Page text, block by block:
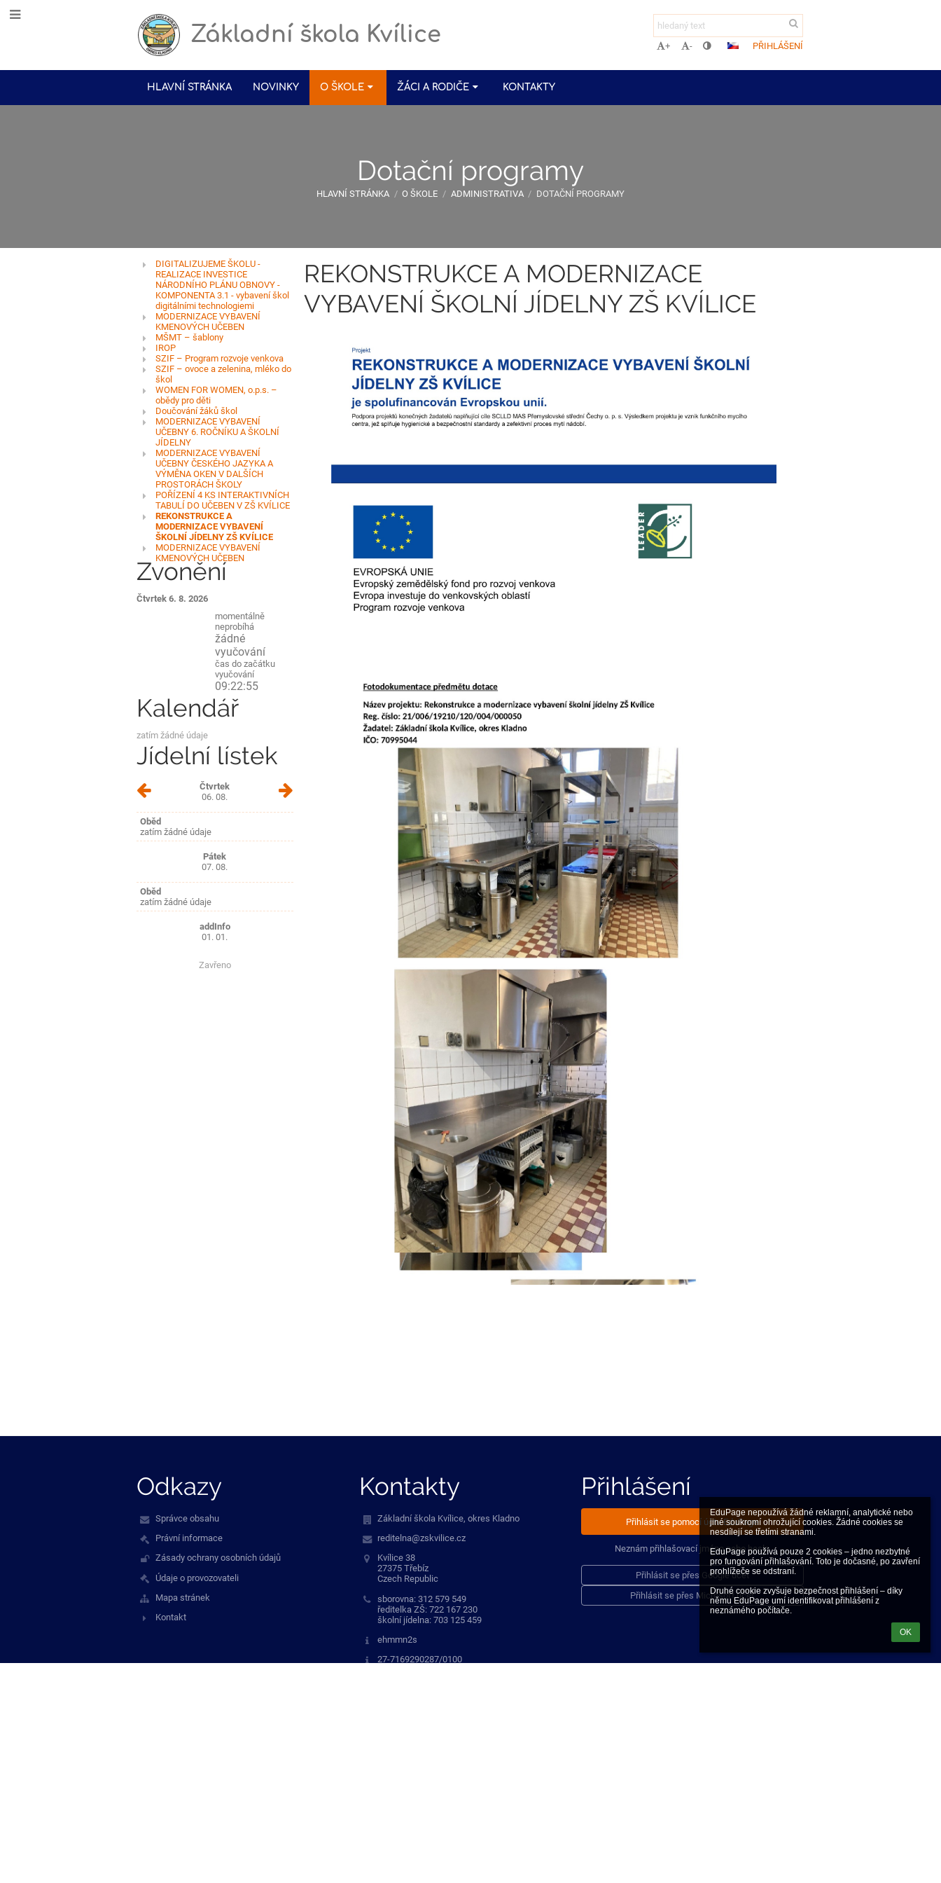
EduPage nepoužívá žádné reklamní, analytické nebo
jiné soukromí ohrožující cookies. Žádné cookies se
nesdílejí se třetími stranami.
EduPage používá pouze 2 cookies – jedno nezbytné
pro fungování přihlašování. Toto je dočasné, po zavření
prohlížeče se odstraní.
Druhé cookie zvyšuje bezpečnost přihlášení – díky
němu EduPage umí identifikovat přihlášení z
neznámého počítače.
OK
Základní škola Kvílice + - PŘIHLÁŠENÍ
HLAVNÍ STRÁNKA NOVINKY O ŠKOLE ŽÁCI A RODIČE KONTAKTY
Dotační programy
HLAVNÍ STRÁNKA / O ŠKOLE / ADMINISTRATIVA / DOTAČNÍ PROGRAMY
Dotační
programy
DIGITALIZUJEME ŠKOLU -
REALIZACE INVESTICE
NÁRODNÍHO PLÁNU OBNOVY -
KOMPONENTA 3.1 - vybavení škol
digitálními technologiemi
MODERNIZACE VYBAVENÍ
KMENOVÝCH UČEBEN
MŠMT – šablony
IROP
SZIF – Program rozvoje venkova
SZIF – ovoce a zelenina, mléko do
škol
WOMEN FOR WOMEN, o.p.s. –
obědy pro děti
Doučování žáků škol
MODERNIZACE VYBAVENÍ
UČEBNY 6. ROČNÍKU A ŠKOLNÍ
JÍDELNY
MODERNIZACE VYBAVENÍ
UČEBNY ČESKÉHO JAZYKA A
VÝMĚNA OKEN V DALŠÍCH
PROSTORÁCH ŠKOLY
POŘÍZENÍ 4 KS INTERAKTIVNÍCH
TABULÍ DO UČEBEN V ZŠ KVÍLICE
REKONSTRUKCE A
MODERNIZACE VYBAVENÍ
ŠKOLNÍ JÍDELNY ZŠ KVÍLICE
MODERNIZACE VYBAVENÍ
KMENOVÝCH UČEBEN
Zvonění
Čtvrtek 6. 8. 2026
momentálně
neprobíhá
žádné
vyučování
čas do začátku
vyučování
09:22:55
Kalendář
zatím žádné údaje
Jídelní lístek
Čtvrtek
06. 08.
Oběd
zatím žádné údaje
Pátek
07. 08.
Oběd
zatím žádné údaje
addInfo
01. 01.
Zavřeno
REKONSTRUKCE A MODERNIZACE
VYBAVENÍ ŠKOLNÍ JÍDELNY ZŠ KVÍLICE
Odkazy
Správce obsahu
Právní informace
Zásady ochrany osobních údajů
Údaje o provozovateli
Mapa stránek
Kontakt
Kontakty
Základní škola Kvílice, okres Kladno
reditelna@zskvilice.cz
Kvílice 38
27375 Třebíz
Czech Republic
sborovna: 312 579 549
ředitelka ZŠ: 722 167 230
školní jídelna: 703 125 459
ehmmn2s
27-7169290287/0100
Přihlášení
Přihlásit se pomocí účtu EduPage
Neznám přihlašovací jméno nebo heslo
Přihlásit se přes Google účet
Přihlásit se přes Microsoft účet